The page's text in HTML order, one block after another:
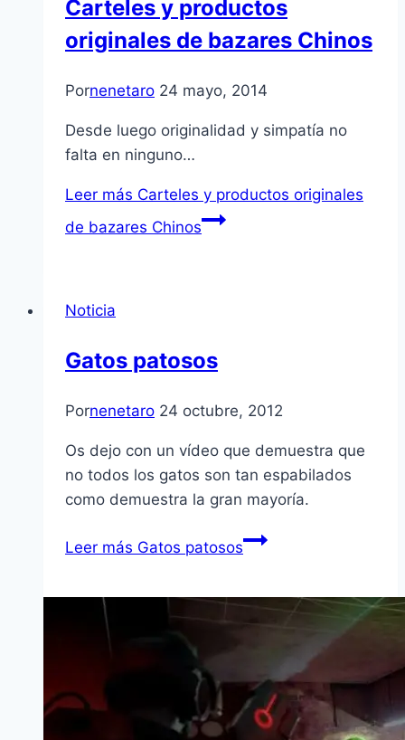
Carteles y productos
originales de bazares Chinos
Pornenetaro 24 mayo, 2014
Desde luego originalidad y simpatía no
falta en ninguno…
Leer más Carteles y productos originales
de bazares Chinos
Noticia
Gatos patosos
Pornenetaro 24 octubre, 2012
Os dejo con un ví­deo que demuestra que
no todos los gatos son tan espabilados
como demuestra la gran mayorí­a.
Leer más Gatos patosos